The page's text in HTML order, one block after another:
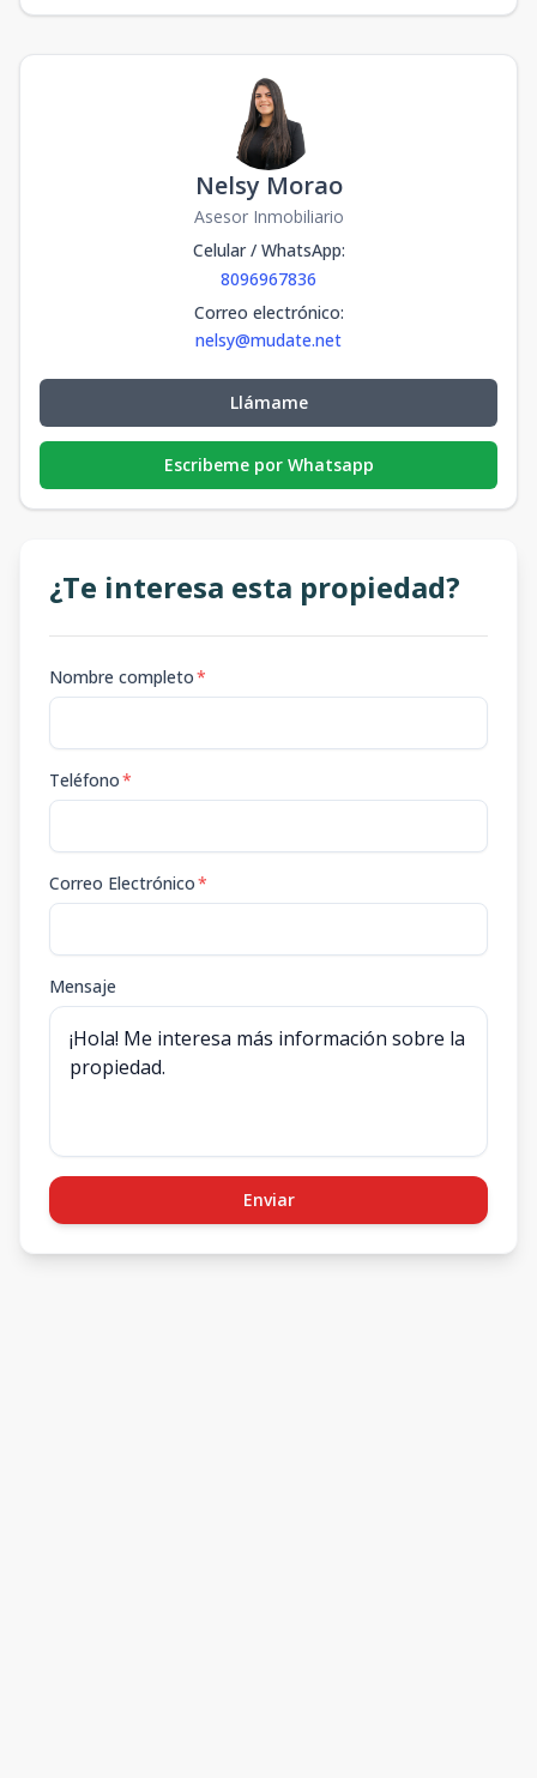
Nelsy Morao
Asesor Inmobiliario
Celular / WhatsApp:
8096967836
Correo electrónico:
nelsy@mudate.net
Llámame
Escribeme por Whatsapp
¿Te interesa esta propiedad?
Nombre completo*
Teléfono*
Correo Electrónico*
Mensaje
Enviar